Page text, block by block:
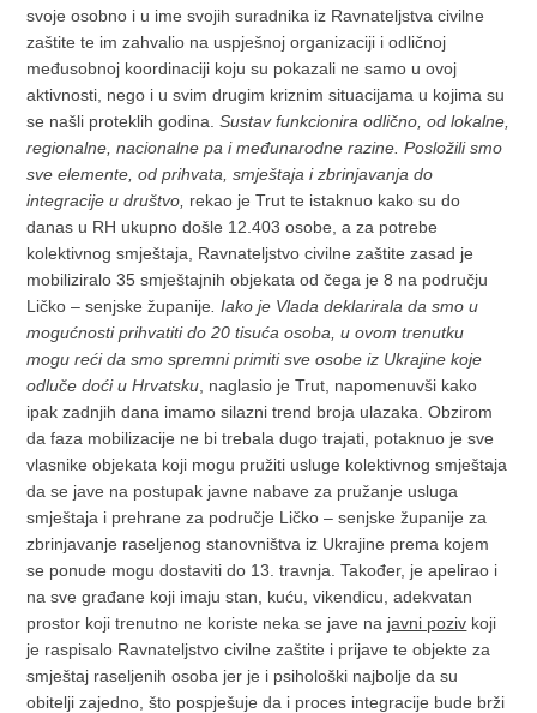
svoje osobno i u ime svojih suradnika iz Ravnateljstva civilne
zaštite te im zahvalio na uspješnoj organizaciji i odličnoj
međusobnoj koordinaciji koju su pokazali ne samo u ovoj
aktivnosti, nego i u svim drugim kriznim situacijama u kojima su
se našli proteklih godina.Sustav funkcionira odlično, od lokalne,
regionalne, nacionalne pa i međunarodne razine. Posložili smo
sve elemente, od prihvata, smještaja i zbrinjavanja do
integracije u društvo, rekao je Trut te istaknuo kako su do
danas u RH ukupno došle 12.403 osobe, a za potrebe
kolektivnog smještaja, Ravnateljstvo civilne zaštite zasad je
mobiliziralo 35 smještajnih objekata od čega je 8 na području
Ličko – senjske županije . Iako je Vlada deklarirala da smo u
mogućnosti prihvatiti do 20 tisuća osoba, u ovom trenutku
mogu reći da smo spremni primiti sve osobe iz Ukrajine koje
odluče doći u Hrvatsku , naglasio je Trut, napomenuvši kako
ipak zadnjih dana imamo silazni trend broja ulazaka. Obzirom
da faza mobilizacije ne bi trebala dugo trajati, potaknuo je sve
vlasnike objekata koji mogu pružiti usluge kolektivnog smještaja
da se jave na postupak javne nabave za pružanje usluga
smještaja i prehrane za područje Ličko – senjske županije za
zbrinjavanje raseljenog stanovništva iz Ukrajine prema kojem
se ponude mogu dostaviti do 13. travnja. Također, je apelirao i
na sve građane koji imaju stan, kuću, vikendicu, adekvatan
prostor koji trenutno ne koriste neka se jave na javni poziv koji
je raspisalo Ravnateljstvo civilne zaštite i prijave te objekte za
smještaj raseljenih osoba jer je i psihološki najbolje da su
obitelji zajedno, što pospješuje da i proces integracije bude brži